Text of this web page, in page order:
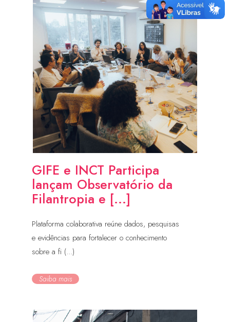
GIFE e INCT Participa
lançam Observatório da
Filantropia e [...]
Plataforma colaborativa reúne dados, pesquisas
e evidências para fortalecer o conhecimento
sobre a fi (...)
Saiba mais